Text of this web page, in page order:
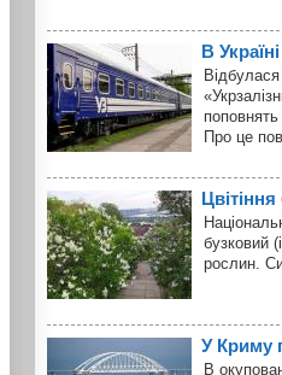
В
Про це
бузковий
рослин.
У Криму
В